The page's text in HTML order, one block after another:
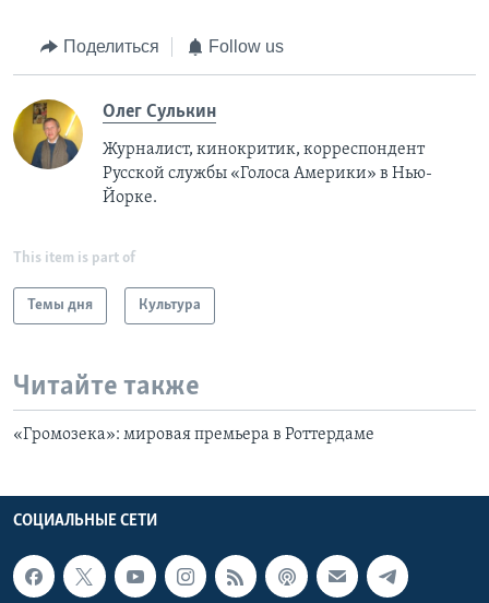
Поделиться Follow us
Олег Сулькин
Журналист, кинокритик, корреспондент
Русской службы «Голоса Америки» в Нью-
Йорке.
This item is part of
Темы дня Культура
Читайте также
«Громозека»: мировая премьера в Роттердаме
СОЦИАЛЬНЫЕ СЕТИ